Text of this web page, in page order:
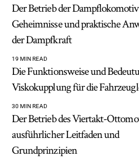
Der Betrieb der
Geheimnisse und praktische
der Dampfkraft
19 MIN READ
Die Funktionsweise und
Viskokupplung für die
30 MIN READ
Der Betrieb des Viertakt-
ausführlicher Leitfaden und
Grundprinzipien